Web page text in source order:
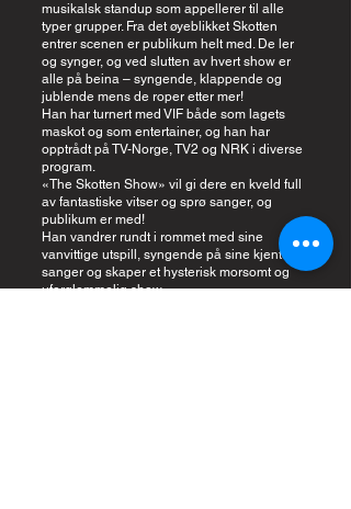
musikalsk standup som appellerer til alle
typer grupper. Fra det øyeblikket Skotten
entrer scenen er publikum helt med. De ler
og synger, og ved slutten av hvert show er
alle på beina – syngende, klappende og
jublende mens de roper etter mer!
Han har turnert med VIF både som lagets
maskot og som entertainer, og han har
opptrådt på TV-Norge, TV2 og NRK i diverse
program.
«The Skotten Show» vil gi dere en kveld full
av fantastiske vitser og sprø sanger, og
publikum er med!
Han vandrer rundt i rommet med sine
vanvittige utspill, syngende på sine kjente
sanger og skaper et hysterisk morsomt og
uforglemmelig show.